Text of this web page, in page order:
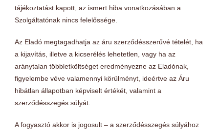
tájékoztatást kapott, az ismert hiba vonatkozásában a
Szolgáltatónak nincs felelőssége.
Az Eladó megtagadhatja az áru szerződésszerűvé tételét, ha
a kijavítás, illetve a kicserélés lehetetlen, vagy ha az
aránytalan többletköltséget eredményezne az Eladónak,
figyelembe véve valamennyi körülményt, ideértve az Áru
hibátlan állapotban képviselt értékét, valamint a
szerződésszegés súlyát.
A fogyasztó akkor is jogosult – a szerződésszegés súlyához